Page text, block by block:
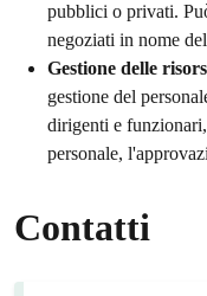
pubblici o privati.
negoziati in nome
Gestione delle
gestione del
dirigenti e
personale,
Contatti